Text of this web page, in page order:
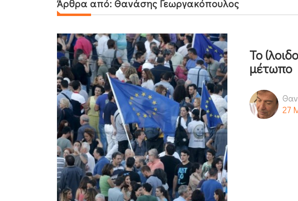
Άρθρα από:Θανάσης Γεωργακόπουλος
Το
μέτωπο
27